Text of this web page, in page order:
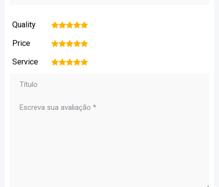
Quality 5
4
3
2
Price 5
4
3
2
Service 5
4
3
2